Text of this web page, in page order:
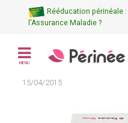
Rééducation périnéale
l'Assurance Maladie ?
MENU
15/04/2015